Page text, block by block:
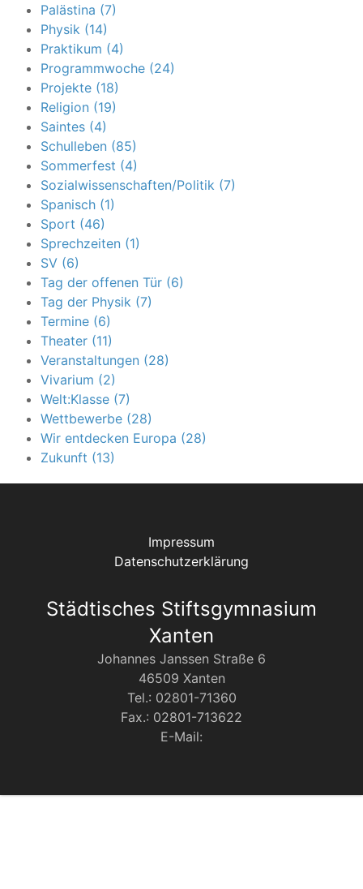
Palästina (7)
Physik (14)
Praktikum (4)
Programmwoche (24)
Projekte (18)
Religion (19)
Saintes (4)
Schulleben (85)
Sommerfest (4)
Sozialwissenschaften/Politik (7)
Spanisch (1)
Sport (46)
Sprechzeiten (1)
SV (6)
Tag der offenen Tür (6)
Tag der Physik (7)
Termine (6)
Theater (11)
Veranstaltungen (28)
Vivarium (2)
Welt:Klasse (7)
Wettbewerbe (28)
Wir entdecken Europa (28)
Zukunft (13)
Impressum
Datenschutzerklärung
Städtisches Stiftsgymnasium
Xanten
Johannes Janssen Straße 6
46509 Xanten
Tel.: 02801-71360
Fax.: 02801-713622
E-Mail: